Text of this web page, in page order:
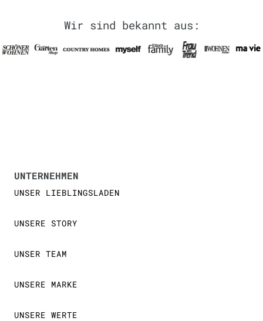
Wir sind bekannt aus:
UNTERNEHMEN
UNSER LIEBLINGSLADEN
UNSERE STORY
UNSER TEAM
UNSERE MARKE
UNSERE WERTE